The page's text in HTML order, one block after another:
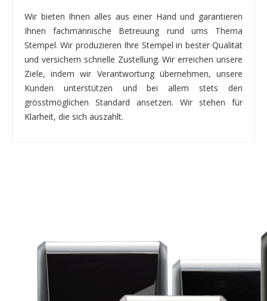
Wir bieten Ihnen alles aus einer Hand und garantieren
Ihnen fachmännische Betreuung rund ums Thema
Stempel. Wir produzieren Ihre Stempel in bester Qualität
und versichern schnelle Zustellung. Wir erreichen unsere
Ziele, indem wir Verantwortung übernehmen, unsere
Kunden unterstützen und bei allem stets den
grösstmöglichen Standard ansetzen. Wir stehen für
Klarheit, die sich auszahlt.